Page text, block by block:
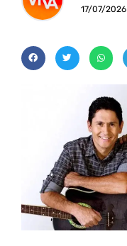
17/07/2026